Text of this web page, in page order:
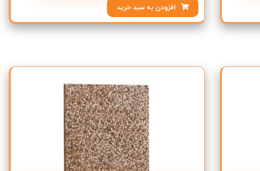
افزودن به سبد خرید